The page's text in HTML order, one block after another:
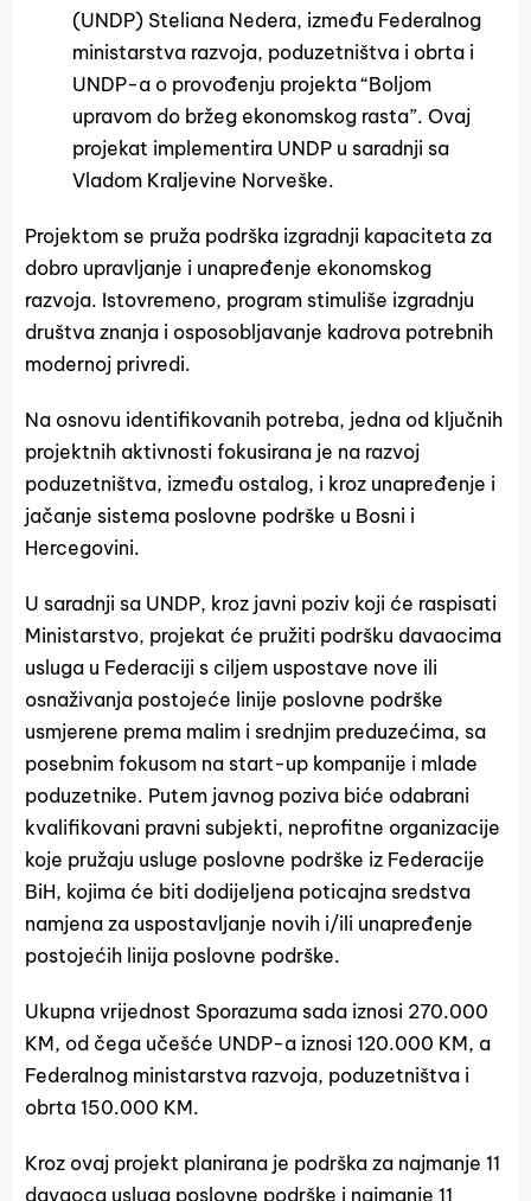
(UNDP) Steliana Nedera, između Federalnog
ministarstva razvoja, poduzetništva i obrta i
UNDP-a o provođenju projekta “Boljom
upravom do bržeg ekonomskog rasta”. Ovaj
projekat implementira UNDP u saradnji sa
Vladom Kraljevine Norveške.
Projektom se pruža podrška izgradnji kapaciteta za
dobro upravljanje i unapređenje ekonomskog
razvoja. Istovremeno, program stimuliše izgradnju
društva znanja i osposobljavanje kadrova potrebnih
modernoj privredi.
Na osnovu identifikovanih potreba, jedna od ključnih
projektnih aktivnosti fokusirana je na razvoj
poduzetništva, između ostalog, i kroz unapređenje i
jačanje sistema poslovne podrške u Bosni i
Hercegovini.
U saradnji sa UNDP, kroz javni poziv koji će raspisati
Ministarstvo, projekat će pružiti podršku davaocima
usluga u Federaciji s ciljem uspostave nove ili
osnaživanja postojeće linije poslovne podrške
usmjerene prema malim i srednjim preduzećima, sa
posebnim fokusom na start-up kompanije i mlade
poduzetnike. Putem javnog poziva biće odabrani
kvalifikovani pravni subjekti, neprofitne organizacije
koje pružaju usluge poslovne podrške iz Federacije
BiH, kojima će biti dodijeljena poticajna sredstva
namjena za uspostavljanje novih i/ili unapređenje
postojećih linija poslovne podrške.
Ukupna vrijednost Sporazuma sada iznosi 270.000
KM, od čega učešće UNDP-a iznosi 120.000 KM, a
Federalnog ministarstva razvoja, poduzetništva i
obrta 150.000 KM.
Kroz ovaj projekt planirana je podrška za najmanje 11
davaoca usluga poslovne podrške i najmanje 11